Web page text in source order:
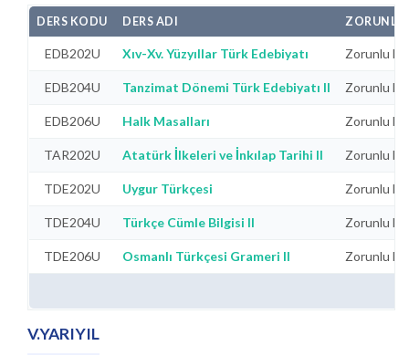
DERS KODU DERS ADI ZORUNLU
EDB202U Xıv-Xv. Yüzyıllar Türk Edebiyatı Zorunlu
EDB204U Tanzimat Dönemi Türk Edebiyatı II Zorunlu
EDB206U Halk Masalları Zorunlu
TAR202U Atatürk İlkeleri ve İnkılap Tarihi II Zorunlu
TDE202U Uygur Türkçesi Zorunlu
TDE204U Türkçe Cümle Bilgisi II Zorunlu
TDE206U Osmanlı Türkçesi Grameri II Zorunlu
V.YARIYIL